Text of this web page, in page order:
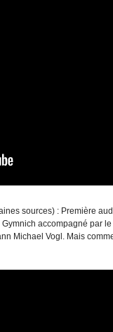
sources) : Première
accompagné par
Michael Vogl. Mais